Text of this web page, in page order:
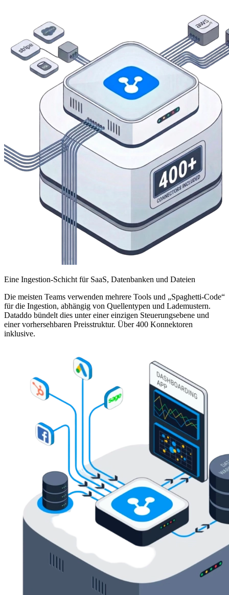
Eine Ingestion-Schicht für SaaS, Datenbanken und Dateien
Die meisten Teams verwenden mehrere Tools und „Spaghetti-Code“
für die Ingestion, abhängig von Quellentypen und Lademustern.
Dataddo bündelt dies unter einer einzigen Steuerungsebene und
einer vorhersehbaren Preisstruktur. Über 400 Konnektoren
inklusive.